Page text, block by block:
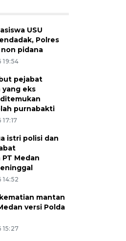
USU
Polres
pidana
pejabat
eks
purnabakti
istri polisi dan
Medan
mantan
versi Polda